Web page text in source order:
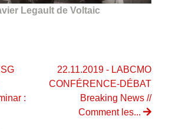
Legault de Voltaic
:
22.11.2019 - LABCMO
CONFÉRENCE-DÉBAT
Breaking News //
Comment les...